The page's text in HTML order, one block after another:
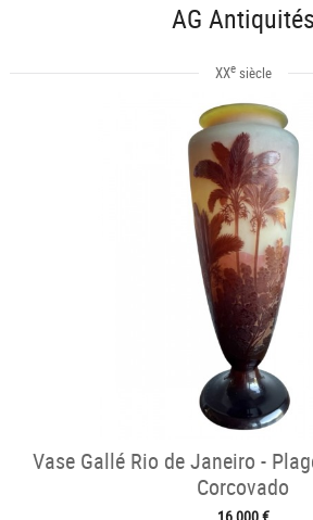
AG Antiquités
XXesiècle
Vase Gallé Rio de Janeiro -
Corcovado
16 000 €